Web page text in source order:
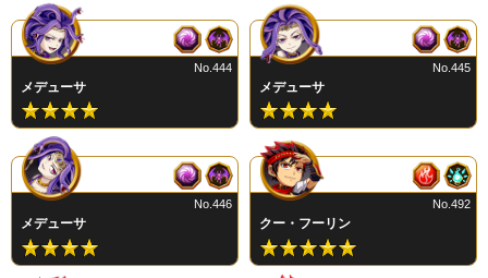
メデューサ
No.444
メデューサ
No.445
メデューサ
No.446
クー・フーリン
No.492